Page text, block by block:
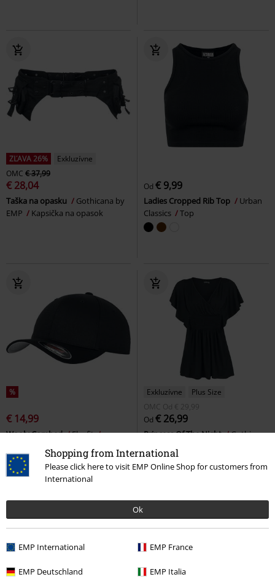
Shopping from International
Please click here to visit EMP Online Shop for customers from
International
Ok
EMP International EMP France
EMP Deutschland EMP Italia
ZĽAVA 26%
Exkluzívne
OMC € 37,99
€ 28,04
Taška na opasku
Gothicana by
EMP
Kapsička na opasok
Od € 9,99
Ladies Cropped Rib Top
Urban
Classics
Top
%
€ 14,99
Wooly Combed
Flexfit
Exkluzívne
Plus Size
OMC Od € 29,99
Od € 26,99
Princess Of The Night
Gothicana
by EMP